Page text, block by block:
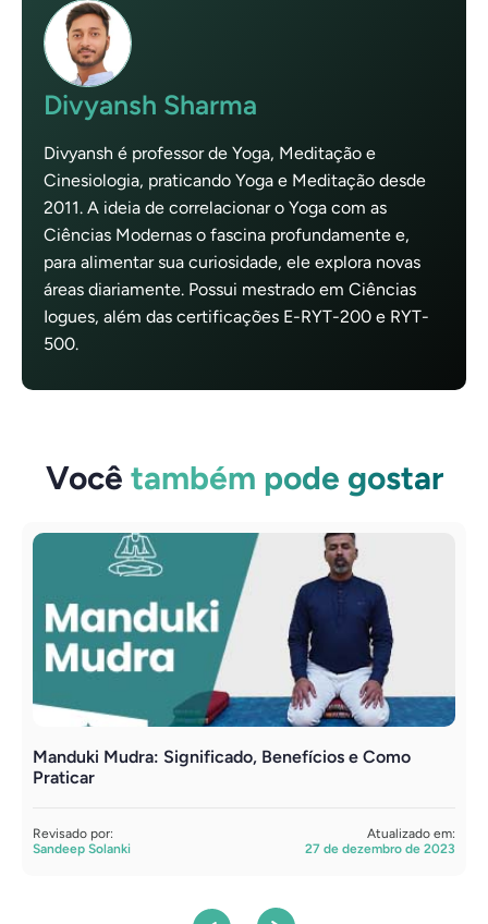
Divyansh Sharma
Divyansh é professor de Yoga, Meditação e
Cinesiologia, praticando Yoga e Meditação desde
2011. A ideia de correlacionar o Yoga com as
Ciências Modernas o fascina profundamente e,
para alimentar sua curiosidade, ele explora novas
áreas diariamente. Possui mestrado em Ciências
Iogues, além das certificações E-RYT-200 e RYT-
500.
Você também pode gostar
Manduki Mudra: Significado, Benefícios e Como
Praticar
Revisado por:
Sandeep Solanki
Atualizado em:
27 de dezembro de 2023